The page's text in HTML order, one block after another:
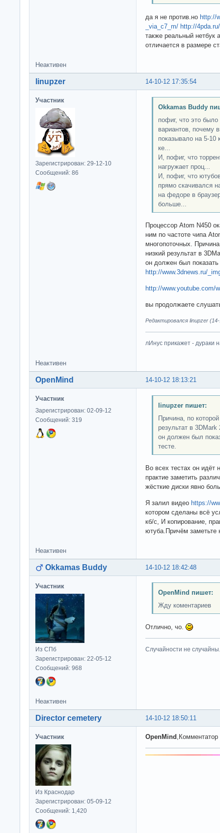
да я не против.но http://
_via_c7_m/ http://
также реальный нетбук
отличается в размере
Неактивен
14-10-12 17:35:54
linupzer
Участник
Зарегистрирован: 29-12-10
Сообщений: 86
Okkamas Buddy
пофиг, что это
вариантов, почему
показывало на 5-10
ке...
И, пофиг, что
нагружает проц...
И, пофиг, что
прямо скачивался
на федоре в
больше...
Процессор Atom N450
ним по частоте чипа
многопоточных.
низкий результат в
он должен был
http://www.3dnews.ru/
http://www.youtube.com/
вы продолжаете
Редактировался linupzer
лИнус прикажет - дураки
Неактивен
14-10-12 18:13:21
OpenMind
Участник
Зарегистрирован: 02-09-12
Сообщений: 319
linupzer пишет:
Причина, по
результат в
он должен был
тесте.
Во всех тестах он идёт
практие заметить
жёсткие диски явно
Я залил видео https://
котором сделаны всё
кб/с, И копирование,
ютуба.Причём заметьте
Неактивен
14-10-12 18:42:48
Okkamas Buddy
Участник
Из СПб
Зарегистрирован: 22-05-12
Сообщений: 968
OpenMind пишет:
Жду коментариев
Отлично, чо.
Случайности не случайны.
Неактивен
14-10-12 18:50:11
Director cemetery
Участник
Из Краснодар
Зарегистрирован: 05-09-12
Сообщений: 1,420
OpenMind